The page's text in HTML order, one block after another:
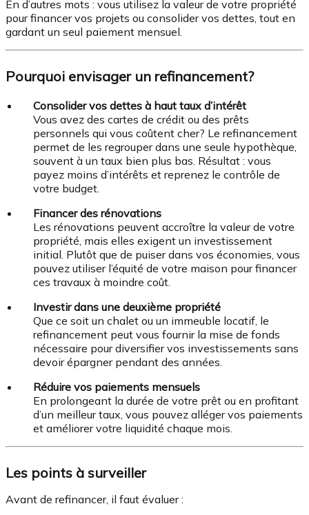
En d’autres mots : vous utilisez la valeur de votre propriété
pour financer vos projets ou consolider vos dettes, tout en
gardant un seul paiement mensuel.
Pourquoi envisager un refinancement?
Consolider vos dettes à haut taux d’intérêt
Vous avez des cartes de crédit ou des prêts
personnels qui vous coûtent cher? Le refinancement
permet de les regrouper dans une seule hypothèque,
souvent à un taux bien plus bas. Résultat : vous
payez moins d’intérêts et reprenez le contrôle de
votre budget.
Financer des rénovations
Les rénovations peuvent accroître la valeur de votre
propriété, mais elles exigent un investissement
initial. Plutôt que de puiser dans vos économies, vous
pouvez utiliser l’équité de votre maison pour financer
ces travaux à moindre coût.
Investir dans une deuxième propriété
Que ce soit un chalet ou un immeuble locatif, le
refinancement peut vous fournir la mise de fonds
nécessaire pour diversifier vos investissements sans
devoir épargner pendant des années.
Réduire vos paiements mensuels
En prolongeant la durée de votre prêt ou en profitant
d’un meilleur taux, vous pouvez alléger vos paiements
et améliorer votre liquidité chaque mois.
Les points à surveiller
Avant de refinancer, il faut évaluer :